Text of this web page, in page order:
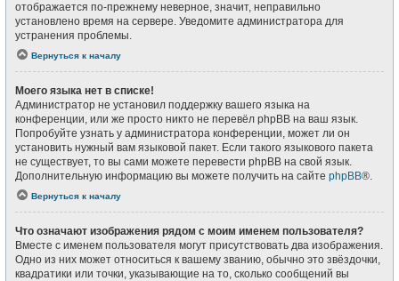
отображается по-прежнему неверное, значит, неправильно
установлено время на сервере. Уведомите администратора для
устранения проблемы.
Вернуться к началу
Моего языка нет в списке!
Администратор не установил поддержку вашего языка на
конференции, или же просто никто не перевёл phpBB на ваш язык.
Попробуйте узнать у администратора конференции, может ли он
установить нужный вам языковой пакет. Если такого языкового пакета
не существует, то вы сами можете перевести phpBB на свой язык.
Дополнительную информацию вы можете получить на сайте phpBB®.
Вернуться к началу
Что означают изображения рядом с моим именем пользователя?
Вместе с именем пользователя могут присутствовать два изображения.
Одно из них может относиться к вашему званию, обычно это звёздочки,
квадратики или точки, указывающие на то, сколько сообщений вы